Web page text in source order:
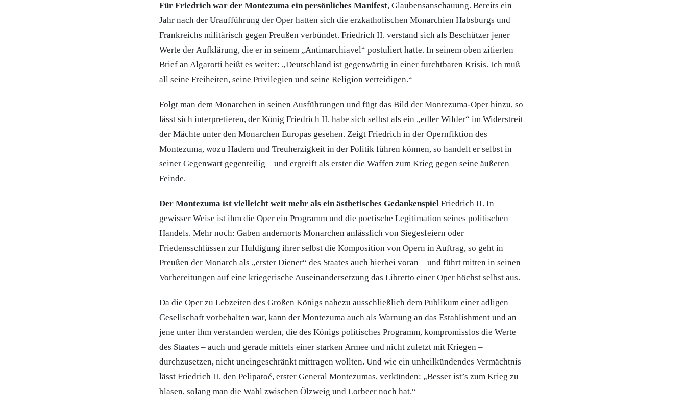
Für Friedrich war der Montezuma ein persönliches Manifest, Glaubensanschauung. Bereits ein
Jahr nach der Uraufführung der Oper hatten sich die erzkatholischen Monarchien Habsburgs und
Frankreichs militärisch gegen Preußen verbündet. Friedrich II. verstand sich als Beschützer jener
Werte der Aufklärung, die er in seinem „Antimarchiavel“ postuliert hatte. In seinem oben zitierten
Brief an Algarotti heißt es weiter: „Deutschland ist gegenwärtig in einer furchtbaren Krisis. Ich muß
all seine Freiheiten, seine Privilegien und seine Religion verteidigen.“
Folgt man dem Monarchen in seinen Ausführungen und fügt das Bild der Montezuma-Oper hinzu, so
lässt sich interpretieren, der König Friedrich II. habe sich selbst als ein „edler Wilder“ im Widerstreit
der Mächte unter den Monarchen Europas gesehen. Zeigt Friedrich in der Opernfiktion des
Montezuma, wozu Hadern und Treuherzigkeit in der Politik führen können, so handelt er selbst in
seiner Gegenwart gegenteilig – und ergreift als erster die Waffen zum Krieg gegen seine äußeren
Feinde.
Der Montezuma ist vielleicht weit mehr als ein ästhetisches Gedankenspiel Friedrich II. In
gewisser Weise ist ihm die Oper ein Programm und die poetische Legitimation seines politischen
Handels. Mehr noch: Gaben andernorts Monarchen anlässlich von Siegesfeiern oder
Friedensschlüssen zur Huldigung ihrer selbst die Komposition von Opern in Auftrag, so geht in
Preußen der Monarch als „erster Diener“ des Staates auch hierbei voran – und führt mitten in seinen
Vorbereitungen auf eine kriegerische Auseinandersetzung das Libretto einer Oper höchst selbst aus.
Da die Oper zu Lebzeiten des Großen Königs nahezu ausschließlich dem Publikum einer adligen
Gesellschaft vorbehalten war, kann der Montezuma auch als Warnung an das Establishment und an
jene unter ihm verstanden werden, die des Königs politisches Programm, kompromisslos die Werte
des Staates – auch und gerade mittels einer starken Armee und nicht zuletzt mit Kriegen –
durchzusetzen, nicht uneingeschränkt mittragen wollten. Und wie ein unheilkündendes Vermächtnis
lässt Friedrich II. den Pelipatoé, erster General Montezumas, verkünden: „Besser ist’s zum Krieg zu
blasen, solang man die Wahl zwischen Ölzweig und Lorbeer noch hat.“